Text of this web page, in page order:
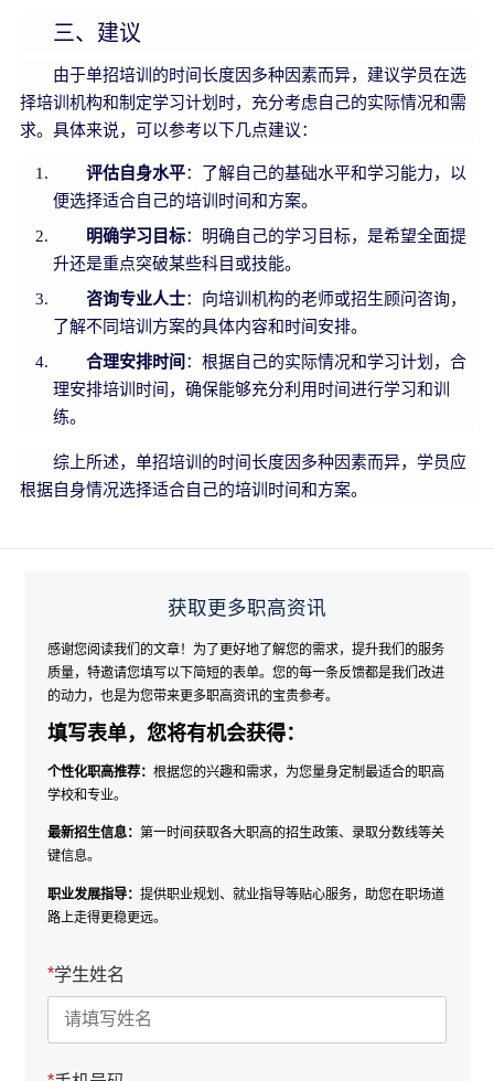
三、建议
由于单招培训的时间长度因多种因素而异，建议学员在选
择培训机构和制定学习计划时，充分考虑自己的实际情况和需
求。具体来说，可以参考以下几点建议：
评估自身水平：了解自己的基础水平和学习能力，以
便选择适合自己的培训时间和方案。
明确学习目标：明确自己的学习目标，是希望全面提
升还是重点突破某些科目或技能。
咨询专业人士：向培训机构的老师或招生顾问咨询，
了解不同培训方案的具体内容和时间安排。
合理安排时间：根据自己的实际情况和学习计划，合
理安排培训时间，确保能够充分利用时间进行学习和训
练。
综上所述，单招培训的时间长度因多种因素而异，学员应
根据自身情况选择适合自己的培训时间和方案。
获取更多职高资讯
感谢您阅读我们的文章！为了更好地了解您的需求，提升我们的服务
质量，特邀请您填写以下简短的表单。您的每一条反馈都是我们改进
的动力，也是为您带来更多职高资讯的宝贵参考。
填写表单，您将有机会获得：
个性化职高推荐： 根据您的兴趣和需求，为您量身定制最适合的职高
学校和专业。
最新招生信息： 第一时间获取各大职高的招生政策、录取分数线等关
键信息。
职业发展指导： 提供职业规划、就业指导等贴心服务，助您在职场道
路上走得更稳更远。
*学生姓名